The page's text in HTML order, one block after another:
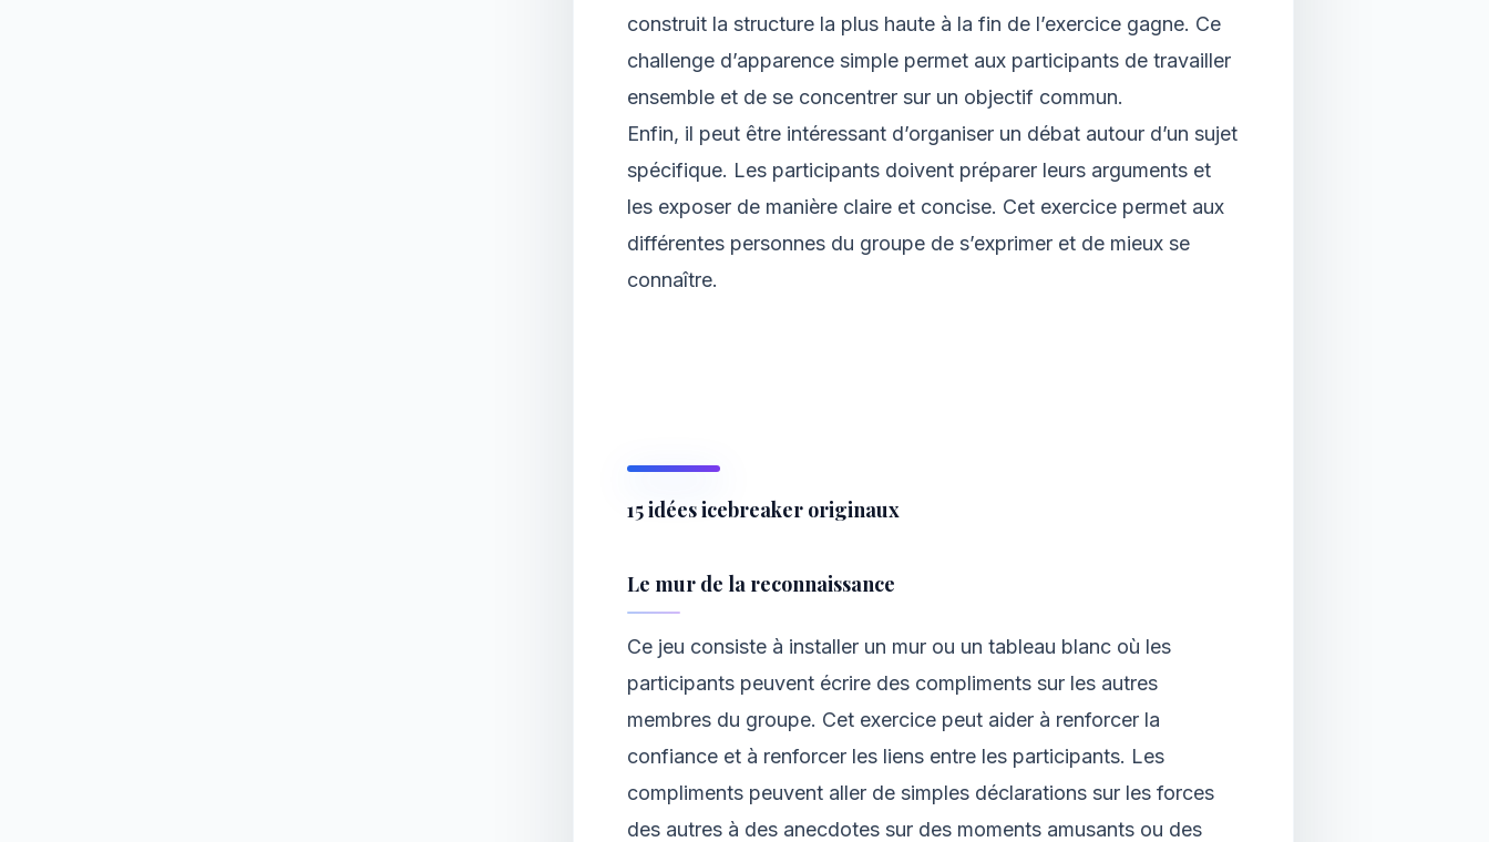
construit la structure la plus haute à la fin de l’exercice gagne. Ce
challenge d’apparence simple permet aux participants de travailler
ensemble et de se concentrer sur un objectif commun.
Enfin, il peut être intéressant d’organiser un débat autour d’un sujet
spécifique. Les participants doivent préparer leurs arguments et
les exposer de manière claire et concise. Cet exercice permet aux
différentes personnes du groupe de s’exprimer et de mieux se
connaître.
15 idées icebreaker originaux
Le mur de la reconnaissance
Ce jeu consiste à installer un mur ou un tableau blanc où les
participants peuvent écrire des compliments sur les autres
membres du groupe. Cet exercice peut aider à renforcer la
confiance et à renforcer les liens entre les participants. Les
compliments peuvent aller de simples déclarations sur les forces
des autres à des anecdotes sur des moments amusants ou des